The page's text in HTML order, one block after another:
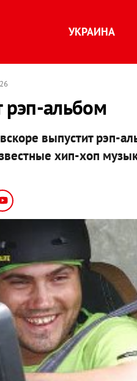
УКРАИНА
рэп-альбом
выпустит рэп-
хип-хоп